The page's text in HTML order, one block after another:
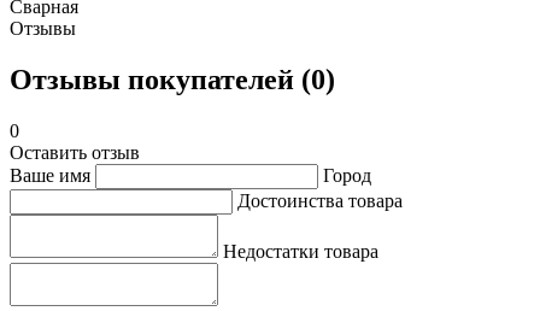
Сварная
Отзывы
Отзывы покупателей (0)
0
Оставить отзыв
Ваше имя
Город
Достоинства товара
Недостатки товара